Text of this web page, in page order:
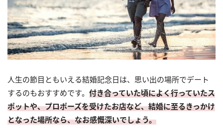
人生の節目ともいえる結婚記念日は、思い出の場所でデート
するのもおすすめです。 付き合っていた頃によく行っていたス
ポットや、プロポーズを受けたお店など、結婚に至るきっかけ
となった場所なら、なお感慨深いでしょう。